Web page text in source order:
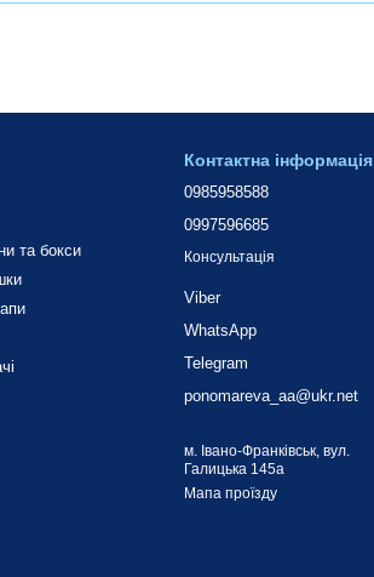
та бокси
Контактна інформація
0985958588
0997596685
Консультація
Viber
WhatsApp
Telegram
ponomareva_aa@ukr.net
м. Івано-Франківськ, вул.
Галицька 145а
Мапа проїзду